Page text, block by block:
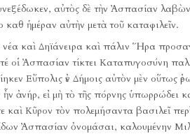
αὐτὸς δὲ τὴν Ἀσπασίαν
ἡμέραν αὐτὴν μετὰ τοῦ καταφιλεῖν.
νέα καὶ Δηϊάνειρα καὶ πάλιν Ἥρα
οἱ Ἀσπασίαν τίκτει Καταπυγοσύνη
Εὔπολις ἐν Δήμοις αὐτὸν μὲν οὕτως
ἀνήρ, εἰ μὴ τὸ τῆς πόρνης ὑπωρρώδει
καὶ Κῦρον τὸν πολεμήσαντα βασιλεῖ
Ἀσπασίαν ὀνομάσαι, καλουμένην